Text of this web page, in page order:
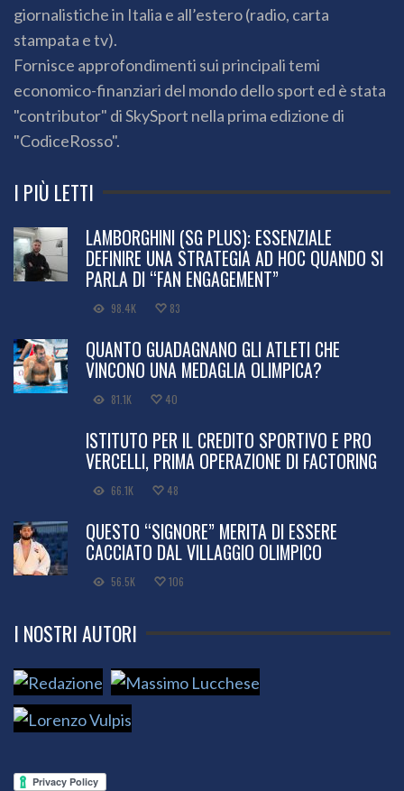
giornalistiche in Italia e all’estero (radio, carta
stampata e tv).
Fornisce approfondimenti sui principali temi
economico-finanziari del mondo dello sport ed è stata
"contributor" di SkySport nella prima edizione di
"CodiceRosso".
I PIÙ LETTI
LAMBORGHINI (SG PLUS): ESSENZIALE
DEFINIRE UNA STRATEGIA AD HOC QUANDO SI
PARLA DI “FAN ENGAGEMENT”
98.4K 83
QUANTO GUADAGNANO GLI ATLETI CHE
VINCONO UNA MEDAGLIA OLIMPICA?
81.1K 40
ISTITUTO PER IL CREDITO SPORTIVO E PRO
VERCELLI, PRIMA OPERAZIONE DI FACTORING
66.1K 48
QUESTO “SIGNORE” MERITA DI ESSERE
CACCIATO DAL VILLAGGIO OLIMPICO
56.5K 106
I NOSTRI AUTORI